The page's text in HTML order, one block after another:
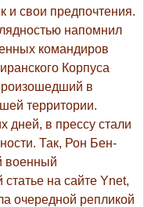
и свои предпочтения.
напомнил
командиров
Корпуса
в
территории.
дней, в прессу стали
Так, Рон Бен-
военный
на сайте Ynet,
очередной репликой